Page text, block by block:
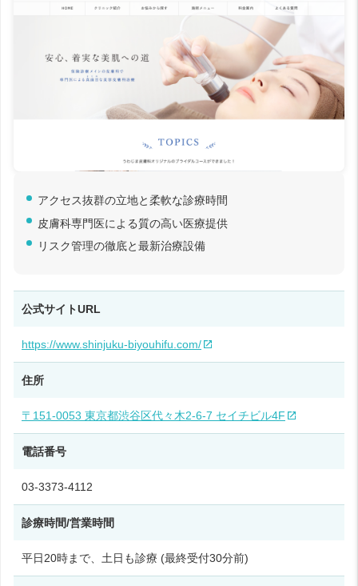
アクセス抜群の立地と柔軟な診療時間
皮膚科専門医による質の高い医療提供
リスク管理の徹底と最新治療設備
公式サイトURL
https://www.shinjuku-biyouhifu.com/
住所
〒151-0053 東京都渋谷区代々木2-6-7 セイチビル4F
電話番号
03-3373-4112
診療時間/営業時間
平日20時まで、土日も診療 (最終受付30分前)